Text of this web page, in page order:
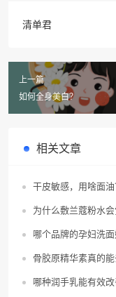
清单君
上一篇
如何全身美白？
相关文章
干皮敏感，用啥面油
为什么敷兰蔻粉水会
哪个品牌的孕妇洗
骨胶原精华素真的能
哪种润手乳能有效改